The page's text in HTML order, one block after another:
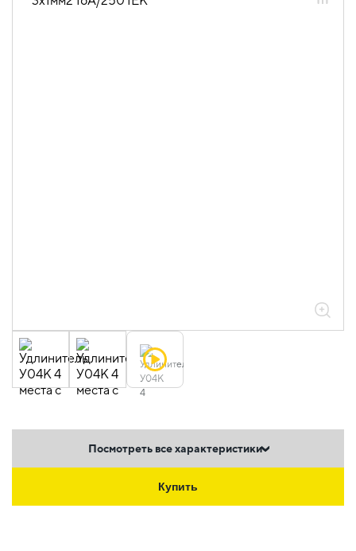
Посмотреть все характеристики
Купить